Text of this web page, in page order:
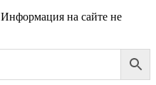
Информация на сайте не